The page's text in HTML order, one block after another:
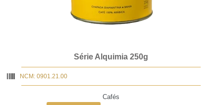
Série Alquimia 250g
NCM: 0901.21.00
Cafés